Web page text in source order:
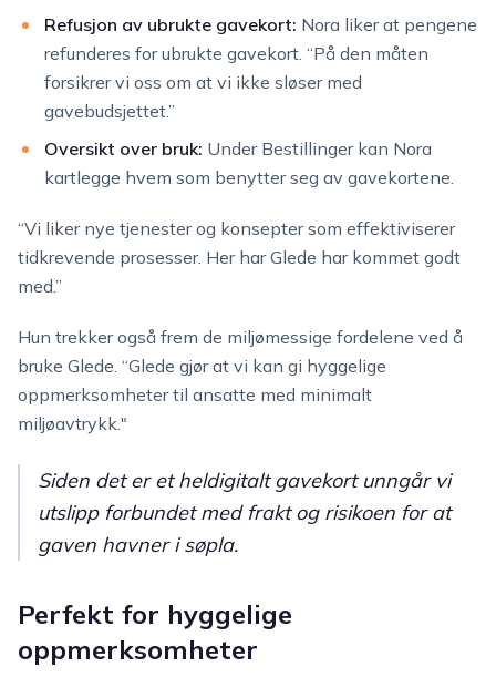
Refusjon av ubrukte gavekort: Nora liker at pengene
refunderes for ubrukte gavekort. “På den måten
forsikrer vi oss om at vi ikke sløser med
gavebudsjettet.”
Oversikt over bruk: Under Bestillinger kan Nora
kartlegge hvem som benytter seg av gavekortene.
“Vi liker nye tjenester og konsepter som effektiviserer
tidkrevende prosesser. Her har Glede har kommet godt
med.”
Hun trekker også frem de miljømessige fordelene ved å
bruke Glede. “Glede gjør at vi kan gi hyggelige
oppmerksomheter til ansatte med minimalt
miljøavtrykk."
Siden det er et heldigitalt gavekort unngår vi
utslipp forbundet med frakt og risikoen for at
gaven havner i søpla.
Perfekt for hyggelige
oppmerksomheter